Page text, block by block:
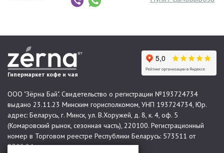
Гипермаркет кофе и чая
ООО "Зёрна Бай". Свидетельство о регистрации №193724734
выдано 23.11.23 Минским горисполкомом, УНП 193724734, Юр.
адрес: Беларусь, г. Минск, ул. В.Хоружей, д. 8, к. 4, оф. 5
(Комаровский рынок, сезонная часть), 220100. Регистрационный
номер в Торговом реестре Республики Беларусь: 573511 от
07.02.24.